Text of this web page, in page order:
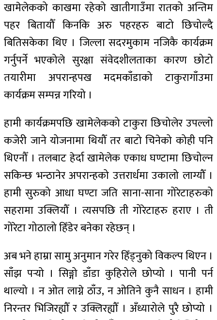
खामेलेकको काखमा रहेको खातीगाउँमा रातको अन्तिम
पहर बितायौँ किनकि अरु पहरहरु बाटो छिचोल्दै
बितिसकेका थिए । जिल्ला सदरमुकाम नजिकै कार्यक्रम
गर्नुपर्ने भएकोले सुरक्षा संवेदशीलताका कारण छोटो
तयारीमा अपरान्हपख मदमकाँडाको टाकुरागाँउमा
कार्यक्रम सम्पन्न गरियो ।
हामी कार्यक्रमपछि खामेलेकको टाकुरा छिचोलेर उपल्लो
कजेरी जाने योजनामा थियौँ तर बाटो चिनेको कोही पनि
थिएनौँ । तलबाट हेर्दा खामेलेक एकाध घण्टामा छिचोल्न
सकिन्छ भन्ठानेर अपरान्हको उत्तरार्धमा उकालो लाग्यौँ ।
हामी सुरुको आधा घण्टा जति साना-साना गोरेटाहरुको
सहरामा उक्लियौँ । त्यसपछि ती गोरेटाहरु हराए । ती
गोरेटा गोठालो हिँडेर बनेका रहेछन् ।
अब भने हाम्रा सामु अनुमान गरेर हिँड्नुको विकल्प थिएन ।
साँझ पर्‍यो । सिङ्गो डाँडा कुहिरोले छोप्यो । पानी पर्न
थाल्यो । न ओत लाग्ने ठाँउ, न ओतिने कुनै साधन । हामी
निरन्तर भिजिरह्यौँ र उक्लिरह्यौँ । अँध्यारोले पुरै छोप्यो ।